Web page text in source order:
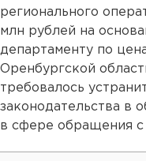
регионального
млн рублей на
департаменту по
Оренбургской
требовалось
законодательства в
в сфере обращения